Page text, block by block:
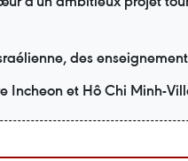
des
Incheon et Hô Chi Minh-